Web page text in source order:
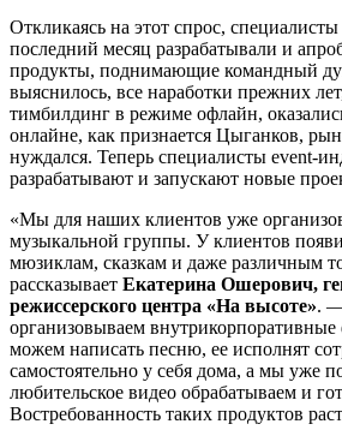
Откликаясь на этот спрос,
последний месяц разрабатывали и
продукты, поднимающие командный
выяснилось, все наработки прежних
тимбилдинг в режиме офлайн,
онлайне, как признается Цыганков,
нуждался. Теперь специалисты event-
разрабатывают и запускают новые
«Мы для наших клиентов уже
музыкальной группы. У клиентов
мюзиклам, сказкам и даже различным
рассказывает Екатерина Ошерович,
режиссерского центра «На высоте».
организовываем
можем написать песню, ее исполнят
самостоятельно у себя дома, а мы уже
любительское видео обрабатываем и
Востребованность таких продуктов